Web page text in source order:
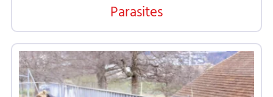
Parasites